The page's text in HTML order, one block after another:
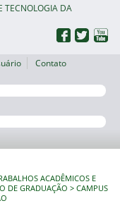
TECNOLOGIA DA
Contato
ACADÊMICOS E
DE GRADUAÇÃO
CAMPUS